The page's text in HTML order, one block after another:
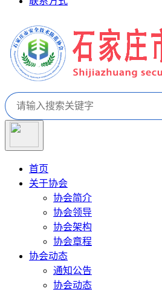
首页
关于协会
协会简介
协会领导
协会架构
协会章程
协会动态
通知公告
协会动态